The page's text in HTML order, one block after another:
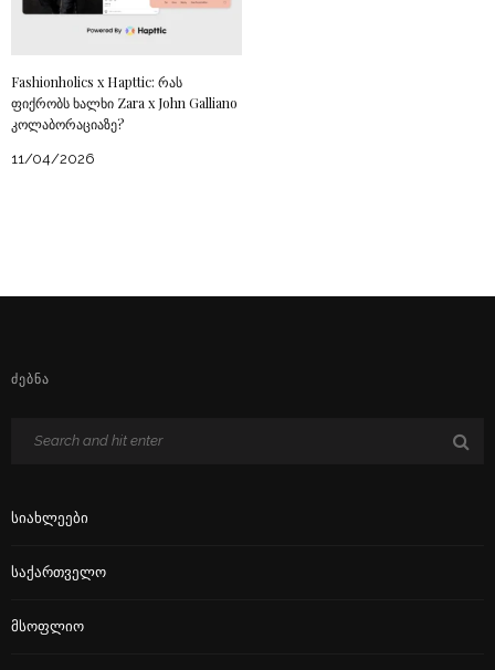
Fashionholics x Hapttic: რას
ფიქრობს ხალხი Zara x John Galliano
კოლაბორაციაზე?
11/04/2026
ᲫᲔᲑᲜᲐ
Სიახლეები
Საქართველო
Მსოფლიო